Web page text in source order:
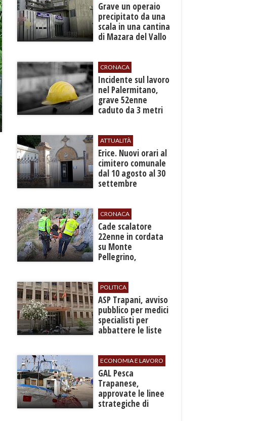
​Grave un operaio
precipitato da una
scala in una cantina
di Mazara del Vallo
CRONACA
​Incidente sul lavoro
nel Palermitano,
grave 52enne
caduto da 3 metri
ATTUALITÀ
​Erice. Nuovi orari al
cimitero comunale
dal 10 agosto al 30
settembre
CRONACA
​Cade scalatore
22enne in cordata
su Monte
Pellegrino,
gamba
POLITICA
ASP Trapani, avviso
pubblico per medici
specialisti per
abbattere le liste
ECONOMIA E LAVORO
GAL Pesca
Trapanese,
approvate le linee
strategiche di